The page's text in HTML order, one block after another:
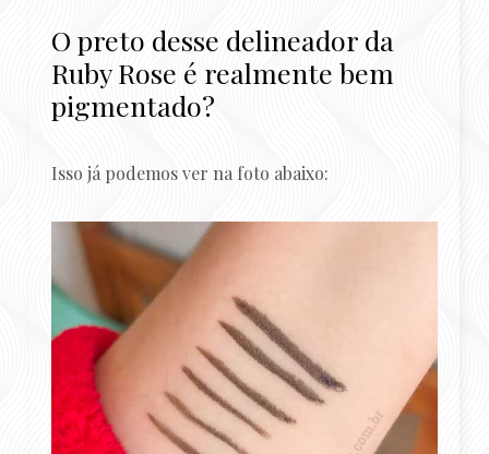
O preto desse delineador da
Ruby Rose é realmente bem
pigmentado?
Isso já podemos ver na foto abaixo: